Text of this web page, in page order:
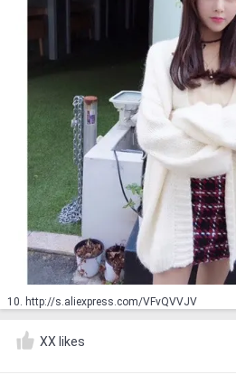
10. http://s.aliexpress.com/VFvQVVJV
XX likes